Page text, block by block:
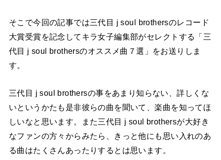
そこで今回の記事では三代目 j soul brothersのレコード
大賞受賞を記念してキラ女子編集部がセレクトする「三
代目 j soul brothersのオススメ曲７選」をお送りしま
す。
三代目 j soul brothersの事をあまり知らない、詳しくな
いというかたも是非彼らの曲を聞いて、楽曲を知ってほ
しいなと思います。また三代目 j soul brothersが大好き
なファンの方々からみたら、きっと他にも思い入れのあ
る曲はたくさんあったりするとは思います。